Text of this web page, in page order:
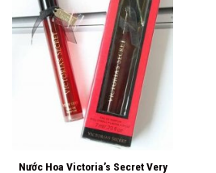
Nước Hoa Victoria’s Secret Very